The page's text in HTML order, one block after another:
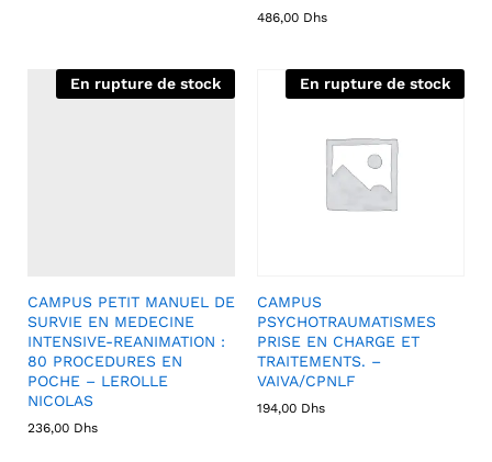
486,00 Dhs
En rupture de stock
CAMPUS PETIT MANUEL DE
SURVIE EN MEDECINE
INTENSIVE-REANIMATION :
80 PROCEDURES EN
POCHE – LEROLLE
NICOLAS
236,00 Dhs
En rupture de stock
CAMPUS
PSYCHOTRAUMATISMES
PRISE EN CHARGE ET
TRAITEMENTS. –
VAIVA/CPNLF
194,00 Dhs